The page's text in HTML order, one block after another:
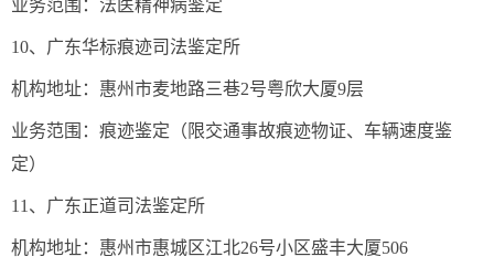
业务范围：法医精神病鉴定
10、广东华标痕迹司法鉴定所
机构地址：惠州市麦地路三巷2号粤欣大厦9层
业务范围：痕迹鉴定（限交通事故痕迹物证、车辆速度鉴
定）
11、广东正道司法鉴定所
机构地址：惠州市惠城区江北26号小区盛丰大厦506